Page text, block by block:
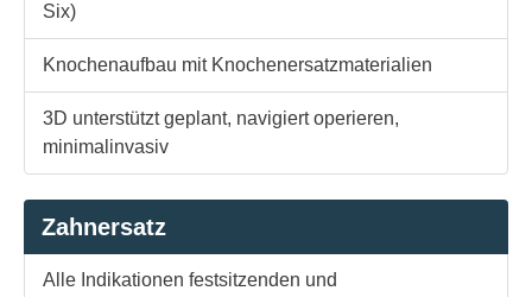
Six)
Knochenaufbau mit Knochenersatzmaterialien
3D unterstützt geplant, navigiert operieren,
minimalinvasiv
Zahnersatz
Alle Indikationen festsitzenden und